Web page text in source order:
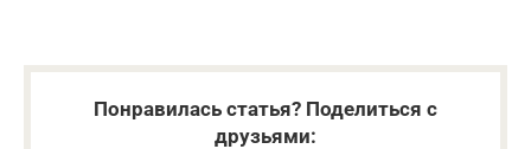
Понравилась статья? Поделиться с
друзьями: